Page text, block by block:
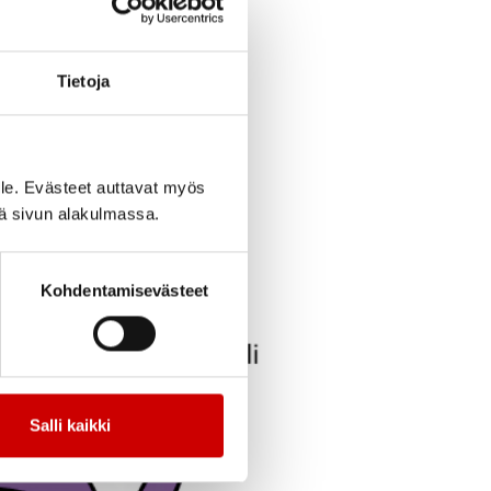
Tietoja
Evästeet auttavat myös
sivun alakulmassa.
Kohdentamisevästeet
Salli kaikki
Jos keuhkojen
Tämä
useampia